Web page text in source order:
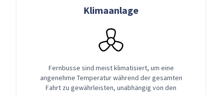
Klimaanlage
Fernbusse sind meist klimatisiert, um eine
angenehme Temperatur während der gesamten
Fahrt zu gewährleisten, unabhängig von den